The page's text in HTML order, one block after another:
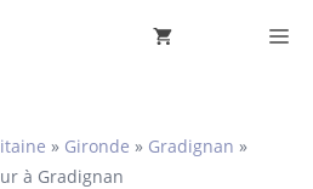
» Gironde » Gradignan »
à Gradignan